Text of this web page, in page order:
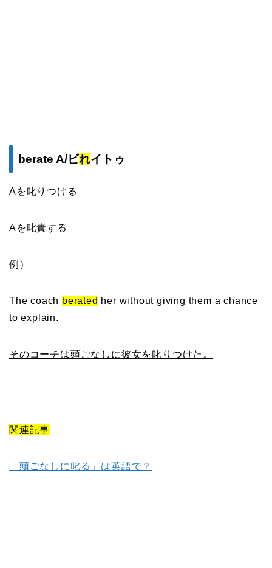
berate A/ビれイトゥ
Aを叱りつける
Aを叱責する
例）
The coach berated her without giving them a chance
to explain.
そのコーチは頭ごなしに彼女を叱りつけた。
関連記事
「頭ごなしに叱る」は英語で？